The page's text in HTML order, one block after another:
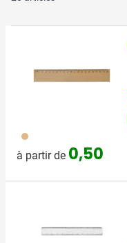
945
à partir de 0,50